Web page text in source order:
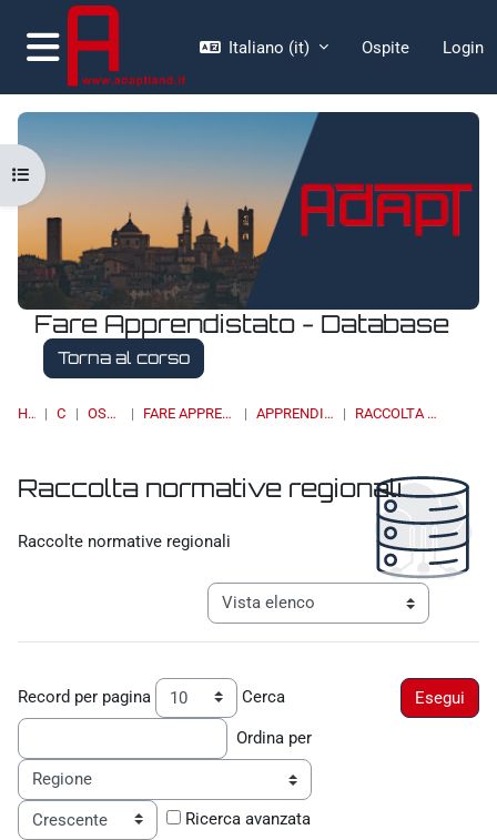
Vai al contenuto principale
Pannello laterale
Italiano ‎(it)‎ Ospite Login
Fare Apprendistato - Database
Torna al corso
HOME CORSI OSSERVATORI FARE APPRENDISTATO - DATABASE APPRENDISTATO DI I LIVELLO RACCOLTA NORMATIVE REGIONALI
Apri indice del corso
Raccolta normative regionali
Raccolte normative regionali
Navigazione terziaria modalità
Record per pagina Cerca
Ordina per
Ricerca avanzata